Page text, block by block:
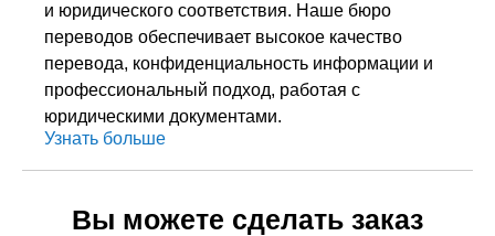
и юридического соответствия. Наше бюро
переводов обеспечивает высокое качество
перевода, конфиденциальность информации и
профессиональный подход, работая с
юридическими документами.
Узнать больше
Вы можете сделать заказ